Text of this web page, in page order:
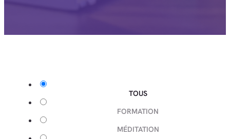
TOUS
FORMATION
MÉDITATION